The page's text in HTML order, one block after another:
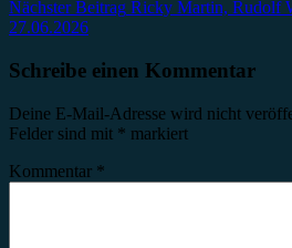
Nächster Beitrag Ricky Martin, Rudolf
27.06.2026
Schreibe einen Kommentar
Deine E-Mail-Adresse wird nicht
Felder sind mit * markiert
Kommentar *